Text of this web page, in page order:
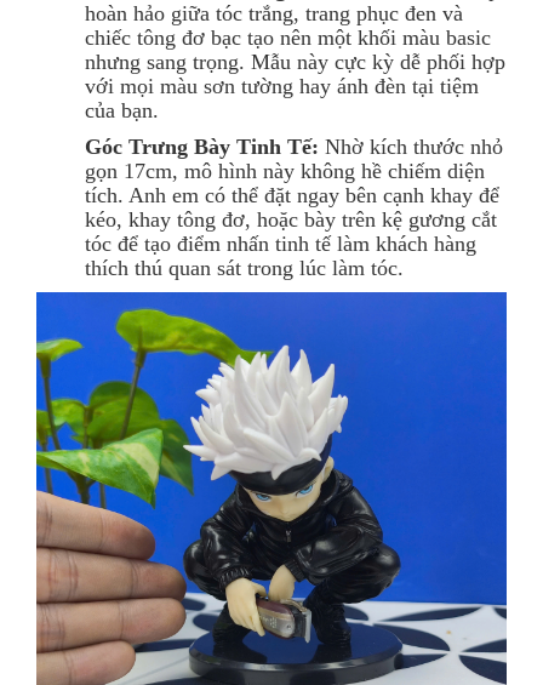
hoàn hảo giữa tóc trắng, trang phục đen và
chiếc tông đơ bạc tạo nên một khối màu basic
nhưng sang trọng. Mẫu này cực kỳ dễ phối hợp
với mọi màu sơn tường hay ánh đèn tại tiệm
của bạn.
Góc Trưng Bày Tinh Tế: Nhờ kích thước nhỏ
gọn 17cm, mô hình này không hề chiếm diện
tích. Anh em có thể đặt ngay bên cạnh khay để
kéo, khay tông đơ, hoặc bày trên kệ gương cắt
tóc để tạo điểm nhấn tinh tế làm khách hàng
thích thú quan sát trong lúc làm tóc.